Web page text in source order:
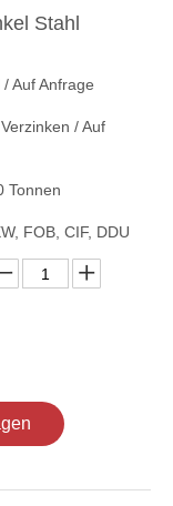
Stahl
Auf Anfrage
/ Auf
Tonnen
FOB, CIF, DDU